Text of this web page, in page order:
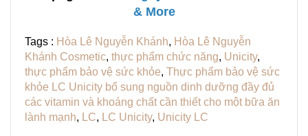
& More
Tags : Hòa Lê Nguyễn Khánh, Hòa Lê Nguyễn
Khánh Cosmetic, thực phẩm chức năng, Unicity,
thực phẩm bảo vệ sức khỏe, Thực phẩm bảo vệ sức
khỏe LC Unicity bổ sung nguồn dinh dưỡng đầy đủ
các vitamin và khoáng chất cần thiết cho một bữa ăn
lành mạnh, LC, LC Unicity, Unicity LC